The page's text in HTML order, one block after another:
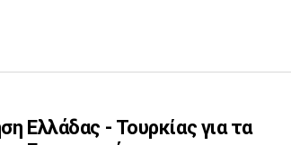
Ελλάδας - Τουρκίας για τα